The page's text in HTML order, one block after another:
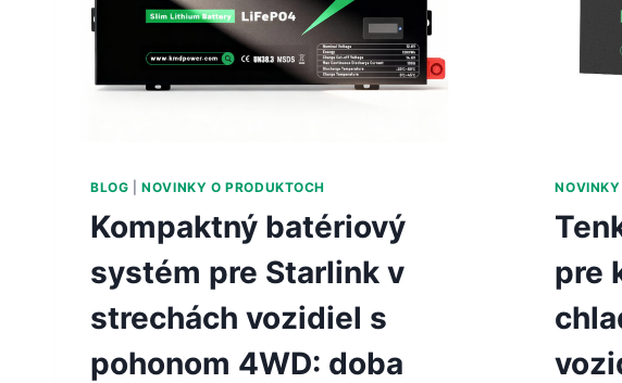
BLOG |NOVINKY O PRODUKTOCH
Kompaktný batériový
systém pre Starlink v
strechách vozidiel s
pohonom 4WD: doba
pre